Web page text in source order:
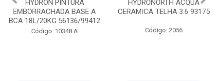
PINTURA
BASE A
20KG 56136/99412
10348 A
HYDRONORTH ACQUA
CERAMICA TELHA 3.6 93175
Código: 2056